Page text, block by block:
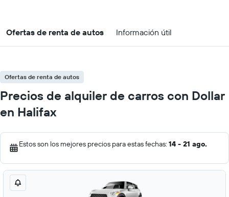
Ofertas de renta de autos Información útil
Ofertas de renta de autos
Precios de alquiler de carros con Dollar
en Halifax
Estos son los mejores precios para estas fechas: 14 - 21 ago.